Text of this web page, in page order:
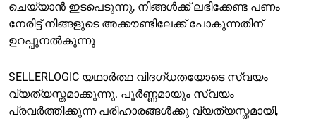
ചെയ്യാൻ ഇടപെടുന്നു, നിങ്ങൾക്ക് ലഭിക്കേണ്ട പണം
നേരിട്ട് നിങ്ങളുടെ അക്കൗണ്ടിലേക്ക് പോകുന്നതിന്
ഉറപ്പുനൽകുന്നു
SELLERLOGIC യഥാർത്ഥ വിദഗ്ധതയോടെ സ്വയം
വ്യത്യസ്തമാക്കുന്നു. പൂർണ്ണമായും സ്വയം
പ്രവർത്തിക്കുന്ന പരിഹാരങ്ങൾക്കു വ്യത്യസ്തമായി,